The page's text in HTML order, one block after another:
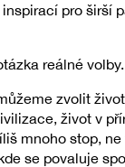
pro širší
reálné volby.
zvolit
život v
mnoho stop,
se povaluje